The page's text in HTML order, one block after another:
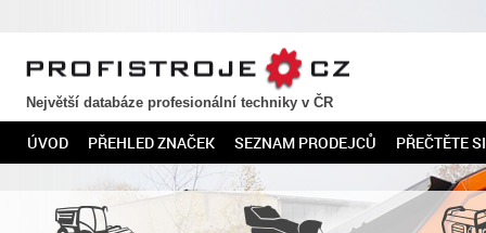
PROFISTROJE.CZ
Největší databáze profesionální techniky v ČR
ÚVOD PŘEHLED ZNAČEK SEZNAM PRODEJCŮ PŘEČTĚTE SI